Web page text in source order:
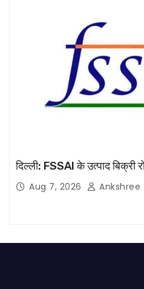
दिल्ली: FSSAI के उत्पाद
Aug 7, 2026 Ankshree